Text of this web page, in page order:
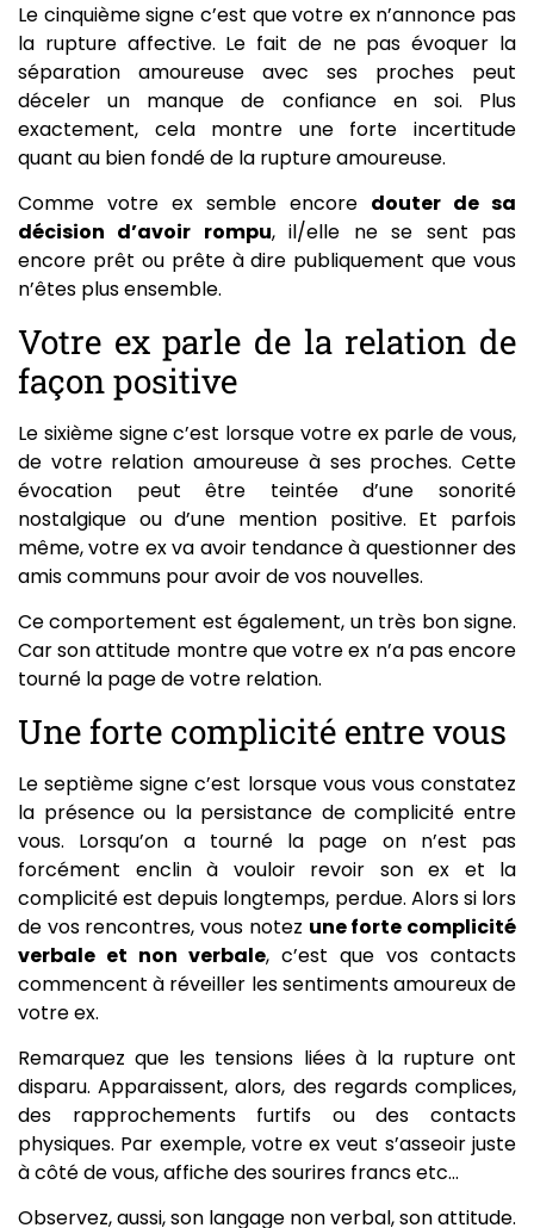
Le cinquième signe c’est que votre ex n’annonce pas
la rupture affective. Le fait de ne pas évoquer la
séparation amoureuse avec ses proches peut
déceler un manque de confiance en soi. Plus
exactement, cela montre une forte incertitude
quant au bien fondé de la rupture amoureuse.
Comme votre ex semble encore douter de sa
décision d’avoir rompu, il/elle ne se sent pas
encore prêt ou prête à dire publiquement que vous
n’êtes plus ensemble.
Votre ex parle de la relation de
façon positive
Le sixième signe c’est lorsque votre ex parle de vous,
de votre relation amoureuse à ses proches. Cette
évocation peut être teintée d’une sonorité
nostalgique ou d’une mention positive. Et parfois
même, votre ex va avoir tendance à questionner des
amis communs pour avoir de vos nouvelles.
Ce comportement est également, un très bon signe.
Car son attitude montre que votre ex n’a pas encore
tourné la page de votre relation.
Une forte complicité entre vous
Le septième signe c’est lorsque vous vous constatez
la présence ou la persistance de complicité entre
vous. Lorsqu’on a tourné la page on n’est pas
forcément enclin à vouloir revoir son ex et la
complicité est depuis longtemps, perdue. Alors si lors
de vos rencontres, vous notez une forte complicité
verbale et non verbale, c’est que vos contacts
commencent à réveiller les sentiments amoureux de
votre ex.
Remarquez que les tensions liées à la rupture ont
disparu. Apparaissent, alors, des regards complices,
des rapprochements furtifs ou des contacts
physiques. Par exemple, votre ex veut s’asseoir juste
à côté de vous, affiche des sourires francs etc…
Observez, aussi, son langage non verbal, son attitude.